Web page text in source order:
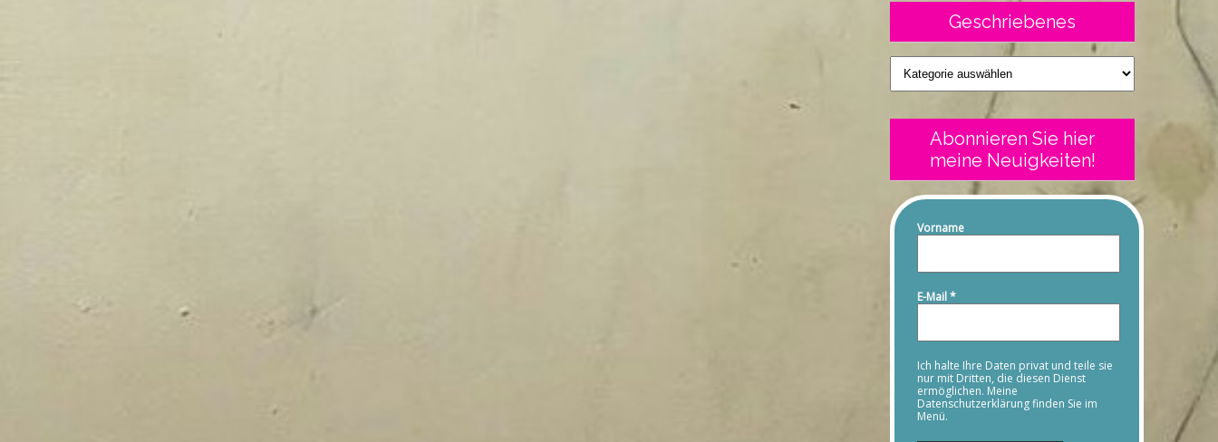
Geschriebenes
Geschriebenes
Abonnieren Sie hier
meine Neuigkeiten!
Vorname
E-Mail*
Ich halte Ihre Daten privat und teile sie
nur mit Dritten, die diesen Dienst
ermöglichen. Meine
Datenschutzerklärung finden Sie im
Menü.